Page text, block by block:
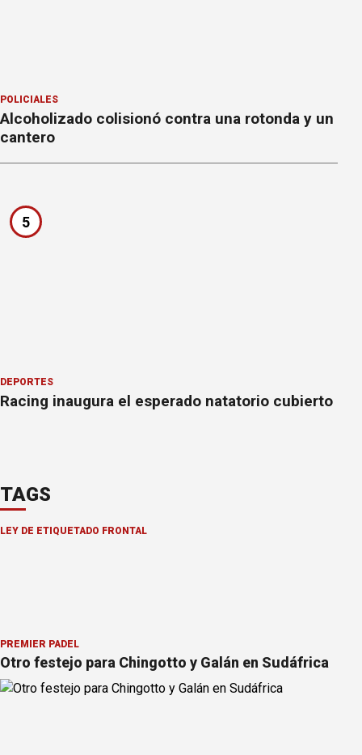
POLICIALES
Alcoholizado colisionó contra una rotonda y un
cantero
5
DEPORTES
Racing inaugura el esperado natatorio cubierto
TAGS
LEY DE ETIQUETADO FRONTAL
PREMIER PÁDEL
Otro festejo para Chingotto y Galán en Sudáfrica